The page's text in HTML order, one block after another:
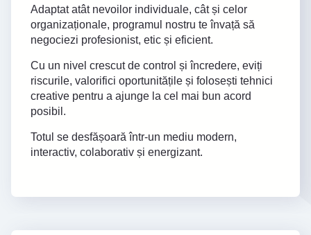
Adaptat atât nevoilor individuale, cât și celor
organizaționale, programul nostru te învață să
negociezi profesionist, etic și eficient.
Cu un nivel crescut de control și încredere, eviți
riscurile, valorifici oportunitățile și folosești tehnici
creative pentru a ajunge la cel mai bun acord
posibil.
Totul se desfășoară într-un mediu modern,
interactiv, colaborativ și energizant.